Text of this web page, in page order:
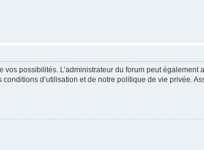
possibilités. L’administrateur du forum peut également
d’utilisation et de notre politique de vie privée.